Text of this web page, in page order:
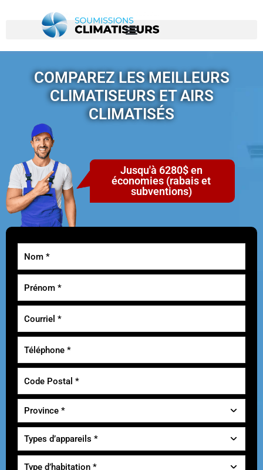
COMPAREZ LES MEILLEURS
CLIMATISEURS ET AIRS
CLIMATISÉS
Jusqu'à 6280$ en
économies (rabais et
subventions)